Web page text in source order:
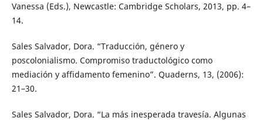
Vanessa (Eds.), Newcastle: Cambridge Scholars, 2013, pp. 4–
14.
Sales Salvador, Dora. “Traducción, género y
poscolonialismo. Compromiso traductológico como
mediación y affidamento femenino”. Quaderns, 13, (2006):
21–30.
Sales Salvador, Dora. “La más inesperada travesía. Algunas